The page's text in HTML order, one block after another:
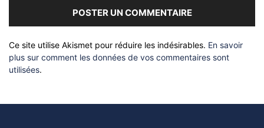
Ce site utilise Akismet pour réduire les indésirables. En savoir
plus sur comment les données de vos commentaires sont
utilisées.